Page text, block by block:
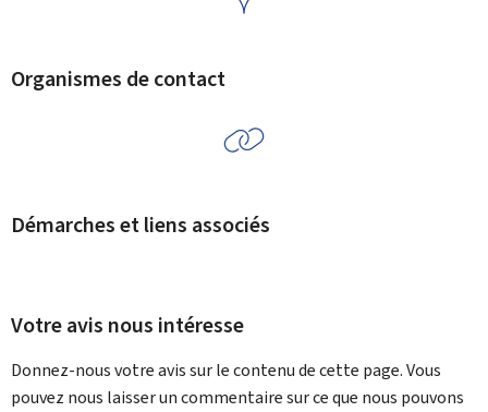
Organismes de contact
Démarches et liens associés
Votre avis nous intéresse
Donnez-nous votre avis sur le contenu de cette page. Vous
pouvez nous laisser un commentaire sur ce que nous pouvons